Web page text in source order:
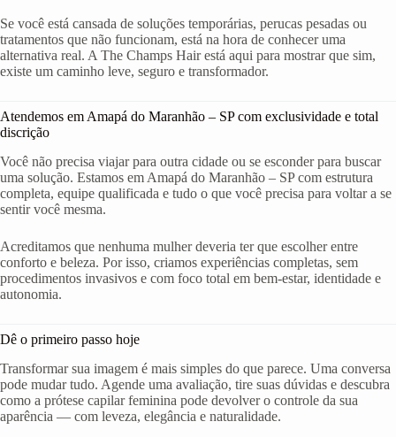
Se você está cansada de soluções temporárias, perucas pesadas ou
tratamentos que não funcionam, está na hora de conhecer uma
alternativa real. A The Champs Hair está aqui para mostrar que sim,
existe um caminho leve, seguro e transformador.
Atendemos em Amapá do Maranhão – SP com exclusividade e total
discrição
Você não precisa viajar para outra cidade ou se esconder para buscar
uma solução. Estamos em Amapá do Maranhão – SP com estrutura
completa, equipe qualificada e tudo o que você precisa para voltar a se
sentir você mesma.
Acreditamos que nenhuma mulher deveria ter que escolher entre
conforto e beleza. Por isso, criamos experiências completas, sem
procedimentos invasivos e com foco total em bem-estar, identidade e
autonomia.
Dê o primeiro passo hoje
Transformar sua imagem é mais simples do que parece. Uma conversa
pode mudar tudo. Agende uma avaliação, tire suas dúvidas e descubra
como a prótese capilar feminina pode devolver o controle da sua
aparência — com leveza, elegância e naturalidade.